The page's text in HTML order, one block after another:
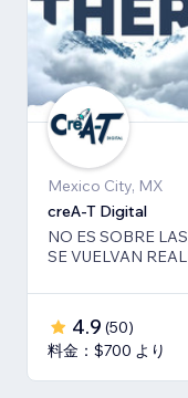
Mexico City, MX
creA-T Digital
NO ES SOBRE
SE VUELVAN
4.9 (50)
料金：$700 より